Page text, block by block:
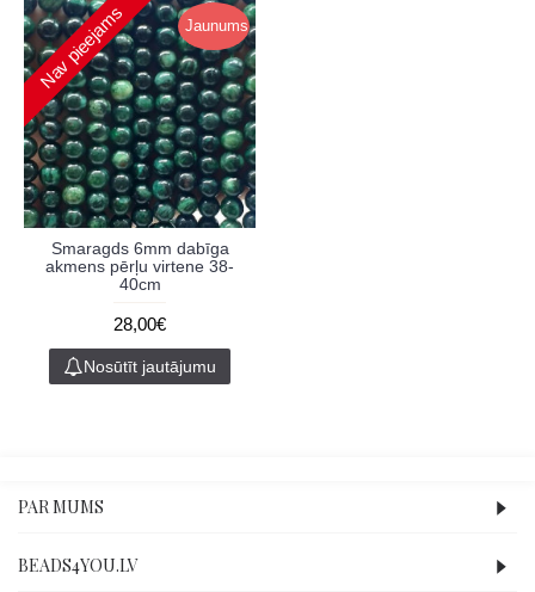
Jaunums
Nav pieejams
Smaragds 6mm dabīga
akmens pērļu virtene 38-
40cm
28,00€
Nosūtīt jautājumu
PAR MUMS
BEADS4YOU.LV